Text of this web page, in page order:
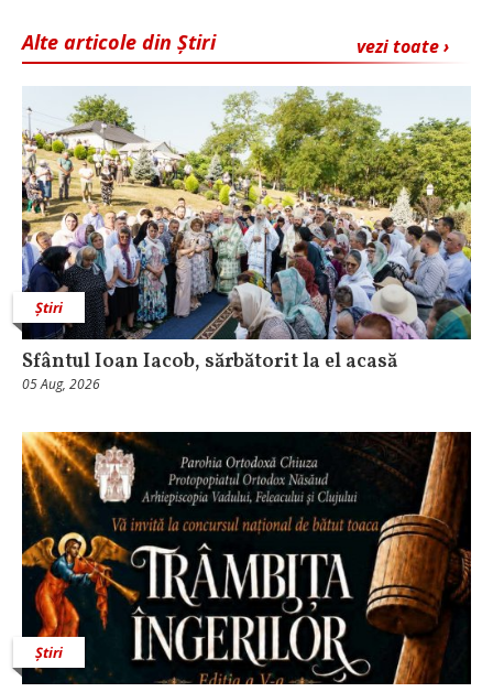
vezi toate ›
Alte articole din Știri
Știri
Sfântul Ioan Iacob, sărbătorit la el acasă
05 Aug, 2026
Știri